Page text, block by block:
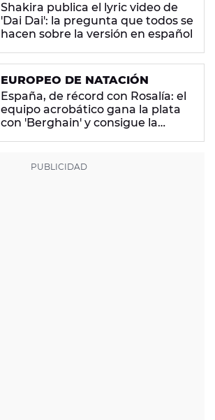
Shakira publica el lyric video de
'Dai Dai': la pregunta que todos se
hacen sobre la versión en español
EUROPEO DE NATACIÓN
España, de récord con Rosalía: el
equipo acrobático gana la plata
con 'Berghain' y consigue la